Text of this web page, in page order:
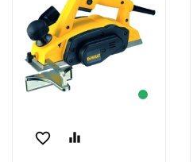
favorite_border equalizer